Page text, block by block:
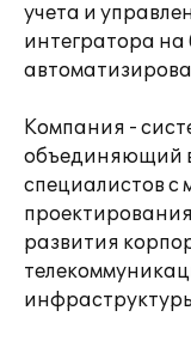
учета и
интегратора на
Компания -
объединяющий
специалистов с
развития